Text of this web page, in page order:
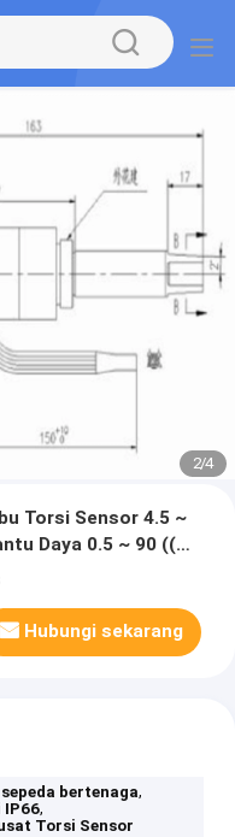
2/4
Torsi Sensor 4.5 ~
Daya 0.5 ~ 90 ((N ·
Hubungi sekarang
bertenaga,
IP66,
Torsi Sensor